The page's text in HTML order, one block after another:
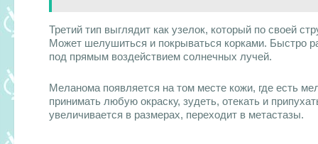
Третий тип выглядит как узелок, который по своей
Может шелушиться и покрываться корками. Быстро
под прямым воздействием солнечных лучей.
Меланома появляется на том месте кожи, где есть
принимать любую окраску, зудеть, отекать и
увеличивается в размерах, переходит в метастазы.